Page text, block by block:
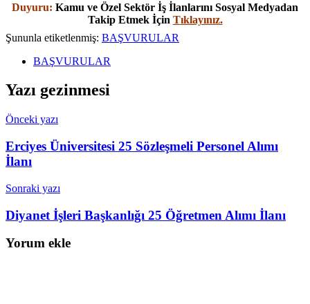
Duyuru: Kamu ve Özel Sektör İş İlanlarını Sosyal Medyadan
Takip Etmek İçin Tıklayınız.
Şununla etiketlenmiş: BAŞVURULAR
BAŞVURULAR
Yazı gezinmesi
Önceki yazı
Erciyes Üniversitesi 25 Sözleşmeli Personel Alımı
İlanı
Sonraki yazı
Diyanet İşleri Başkanlığı 25 Öğretmen Alımı İlanı
Yorum ekle